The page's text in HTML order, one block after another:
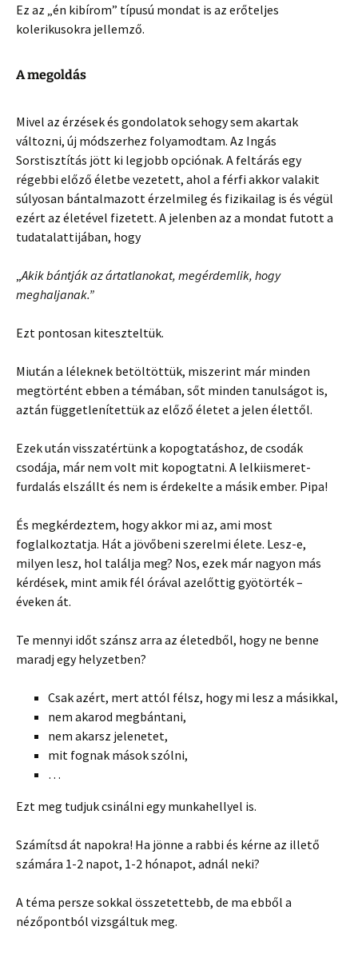
Ez az „én kibírom” típusú mondat is az erőteljes
kolerikusokra jellemző.
A megoldás
Mivel az érzések és gondolatok sehogy sem akartak
változni, új módszerhez folyamodtam. Az Ingás
Sorstisztítás jött ki legjobb opciónak. A feltárás egy
régebbi előző életbe vezetett, ahol a férfi akkor valakit
súlyosan bántalmazott érzelmileg és fizikailag is és végül
ezért az életével fizetett. A jelenben az a mondat futott a
tudatalattijában, hogy
„Akik bántják az ártatlanokat, megérdemlik, hogy
meghaljanak.”
Ezt pontosan kiteszteltük.
Miután a léleknek betöltöttük, miszerint már minden
megtörtént ebben a témában, sőt minden tanulságot is,
aztán függetlenítettük az előző életet a jelen élettől.
Ezek után visszatértünk a kopogtatáshoz, de csodák
csodája, már nem volt mit kopogtatni. A lelkiismeret-
furdalás elszállt és nem is érdekelte a másik ember. Pipa!
És megkérdeztem, hogy akkor mi az, ami most
foglalkoztatja. Hát a jövőbeni szerelmi élete. Lesz-e,
milyen lesz, hol találja meg? Nos, ezek már nagyon más
kérdések, mint amik fél órával azelőttig gyötörték –
éveken át.
Te mennyi időt szánsz arra az életedből, hogy ne benne
maradj egy helyzetben?
Csak azért, mert attól félsz, hogy mi lesz a másikkal,
nem akarod megbántani,
nem akarsz jelenetet,
mit fognak mások szólni,
…
Ezt meg tudjuk csinálni egy munkahellyel is.
Számítsd át napokra! Ha jönne a rabbi és kérne az illető
számára 1-2 napot, 1-2 hónapot, adnál neki?
A téma persze sokkal összetettebb, de ma ebből a
nézőpontból vizsgáltuk meg.